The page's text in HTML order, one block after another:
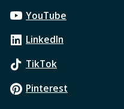
YouTube
LinkedIn
TikTok
Pinterest